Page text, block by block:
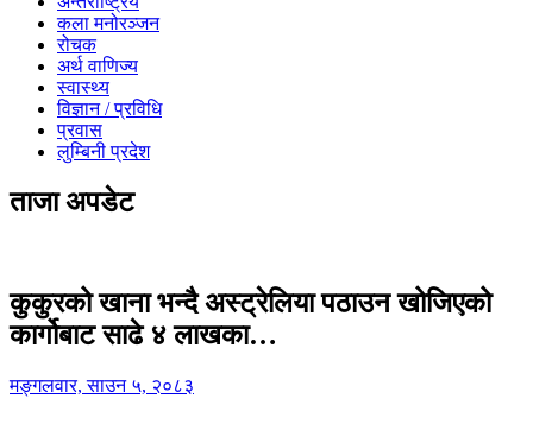
कला मनोरञ्जन
रोचक
अर्थ वाणिज्य
स्वास्थ्य
विज्ञान / प्रविधि
प्रवास
लुम्बिनी प्रदेश
ताजा अपडेट
कुकुरको खाना भन्दै अस्ट्रेलिया पठाउन खोजिएको
कार्गोबाट साढे ४ लाखका…
मङ्गलवार, साउन ५, २०८३